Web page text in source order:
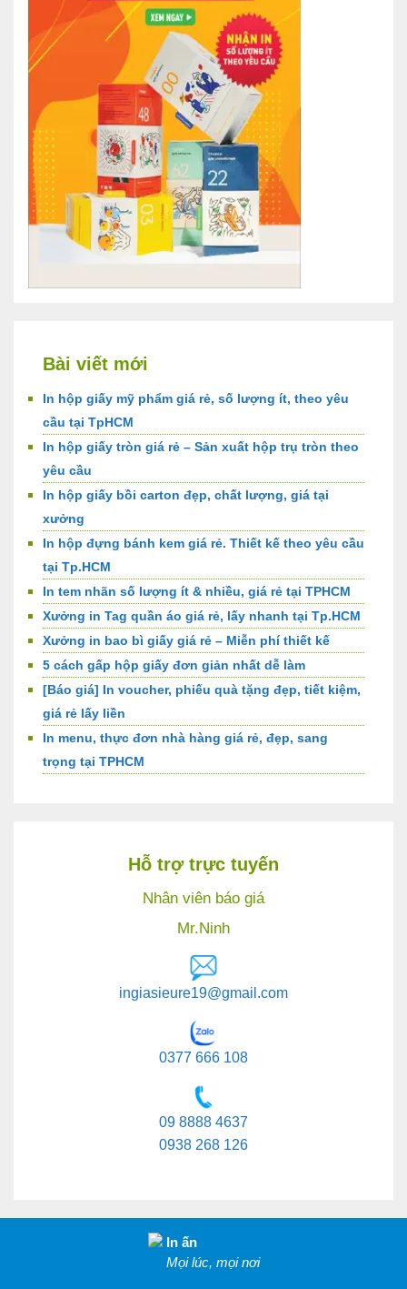
Bài viết mới
In hộp giấy mỹ phẩm giá rẻ, số lượng ít, theo yêu
cầu tại TpHCM
In hộp giấy tròn giá rẻ – Sản xuất hộp trụ tròn theo
yêu cầu
In hộp giấy bồi carton đẹp, chất lượng, giá tại
xưởng
In hộp đựng bánh kem giá rẻ. Thiết kế theo yêu cầu
tại Tp.HCM
In tem nhãn số lượng ít & nhiều, giá rẻ tại TPHCM
Xưởng in Tag quần áo giá rẻ, lấy nhanh tại Tp.HCM
Xưởng in bao bì giấy giá rẻ – Miễn phí thiết kế
5 cách gấp hộp giấy đơn giản nhất dễ làm
[Báo giá] In voucher, phiếu quà tặng đẹp, tiết kiệm,
giá rẻ lấy liền
In menu, thực đơn nhà hàng giá rẻ, đẹp, sang
trọng tại TPHCM
Hỗ trợ trực tuyến
Nhân viên báo giá
Mr.Ninh
ingiasieure19@gmail.com
0377 666 108
09 8888 4637
0938 268 126
In ấn
Mọi lúc, mọi nơi